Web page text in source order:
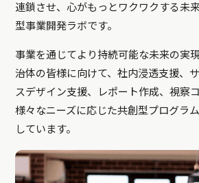
連鎖させ、心がもっとワクワクする未
型事業開発ラボです。
事業を通じてより持続可能な未来の実
治体の皆様に向けて、社内浸透支援、
スデザイン支援、レポート作成、視察
様々なニーズに応じた共創型プログラ
しています。